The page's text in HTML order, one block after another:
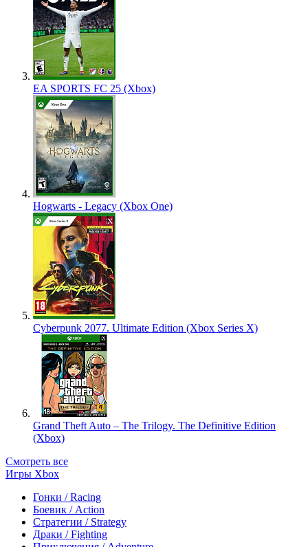
EA SPORTS FC 25 (Xbox)
Hogwarts - Legacy (Xbox One)
Cyberpunk 2077. Ultimate Edition (Xbox Series X)
Grand Theft Auto – The Trilogy. The Definitive Edition
(Xbox)
Смотреть все
Игры Xbox
Гонки / Racing
Боевик / Action
Стратегии / Strategy
Драки / Fighting